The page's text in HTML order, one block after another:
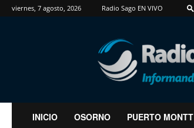
viernes, 7 agosto, 2026 Radio Sago EN VIVO
RadioSago
INICIO OSORNO PUERTO MONTT